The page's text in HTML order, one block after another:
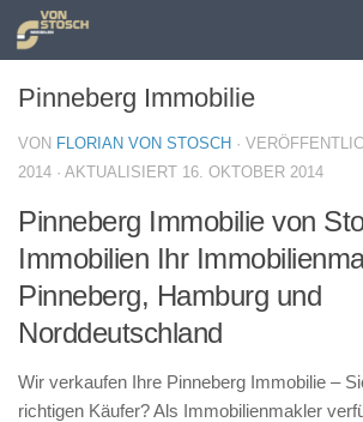
Zum Inhalt springen
Pinneberg Immobilie
VON FLORIAN VON STOSCH ·
2014 · AKTUALISIERT 16. OKTOBER 2014
Pinneberg Immobilie von
Immobilien Ihr
Pinneberg, Hamburg und
Norddeutschland
Wir verkaufen Ihre Pinneberg Immobilie –
richtigen Käufer? Als Immobilienmakler